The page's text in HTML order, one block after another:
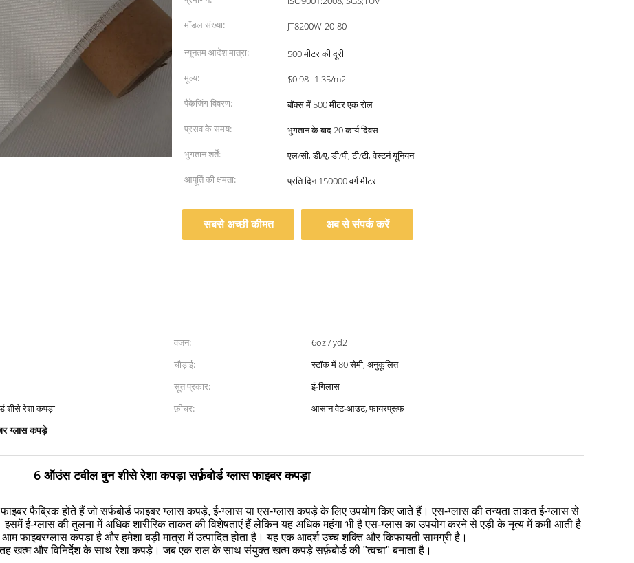
मॉडल संख्या:
JT8200W-20-80
न्यूनतम आदेश मात्रा:
500 मीटर की दूरी
मूल्य:
$0.98--1.35/m2
पैकेजिंग विवरण:
बॉक्स में 500 मीटर एक रोल
प्रसव के समय:
भुगतान के बाद 20 कार्य दिवस
भुगतान शर्तें:
एल/सी, डी/ए, डी/पी, टी/टी, वेस्टर्न यूनियन
आपूर्ति की क्षमता:
प्रति दिन 150000 वर्ग मीटर
सबसे अच्छी कीमत अब से संपर्क करें
वजन:
6oz / yd2
चौड़ाई:
स्टॉक में 80 सेमी, अनुकूलित
सूत प्रकार:
ई-गिलास
शीसे रेशा कपड़ा फ़ीचर:
आसान वेट-आउट, फायरप्रूफ
ग्लास कपड़े
6 ऑउंस टवील बुन शीसे रेशा कपड़ा सर्फ़बोर्ड ग्लास फाइबर कपड़ा
फैब्रिक होते हैं जो सर्फबोर्ड फाइबर ग्लास कपड़े, ई-ग्लास या एस-ग्लास कपड़े के लिए उपयोग किए जाते हैं। एस-ग्लास की तन्यता ताकत ई-ग्लास से
इसमें ई-ग्लास की तुलना में अधिक शारीरिक ताकत की विशेषताएं हैं लेकिन यह अधिक महंगा भी है एस-ग्लास का उपयोग करने से एड़ी के नृत्य में कमी आती है
फाइबरग्लास कपड़ा है और हमेशा बड़ी मात्रा में उत्पादित होता है। यह एक आदर्श उच्च शक्ति और किफायती सामग्री है।
खत्म और विनिर्देश के साथ रेशा कपड़े। जब एक राल के साथ संयुक्त खत्म कपड़े सर्फ़बोर्ड की "त्वचा" बनाता है।